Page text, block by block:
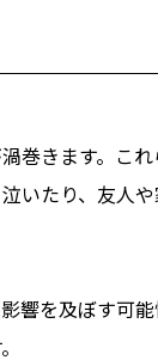
巻きます。こ
いたり、友人
響を及ぼす可